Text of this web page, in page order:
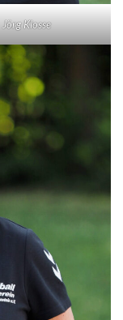
Jörg Klosse